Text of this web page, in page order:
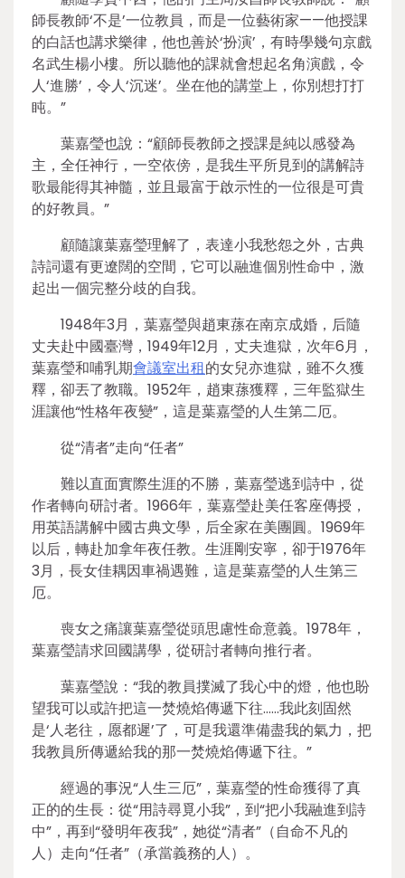
師長教師‘不是’一位教員，而是一位藝術家——他授課
的白話也講求樂律，他也善於‘扮演’，有時學幾句京戲
名武生楊小樓。所以聽他的課就會想起名角演戲，令
人‘進勝’，令人‘沉迷’。坐在他的講堂上，你別想打打
盹。”
葉嘉瑩也說：“顧師長教師之授課是純以感發為
主，全任神行，一空依傍，是我生平所見到的講解詩
歌最能得其神髓，並且最富于啟示性的一位很是可貴
的好教員。”
顧隨讓葉嘉瑩理解了，表達小我愁怨之外，古典
詩詞還有更遼闊的空間，它可以融進個別性命中，激
起出一個完整分歧的自我。
1948年3月，葉嘉瑩與趙東蓀在南京成婚，后隨
丈夫赴中國臺灣，1949年12月，丈夫進獄，次年6月，
葉嘉瑩和哺乳期會議室出租的女兒亦進獄，雖不久獲
釋，卻丟了教職。1952年，趙東蓀獲釋，三年監獄生
涯讓他“性格年夜變”，這是葉嘉瑩的人生第二厄。
從“清者”走向“任者”
難以直面實際生涯的不勝，葉嘉瑩逃到詩中，從
作者轉向研討者。1966年，葉嘉瑩赴美任客座傳授，
用英語講解中國古典文學，后全家在美團圓。1969年
以后，轉赴加拿年夜任教。生涯剛安寧，卻于1976年
3月，長女佳耦因車禍遇難，這是葉嘉瑩的人生第三
厄。
喪女之痛讓葉嘉瑩從頭思慮性命意義。1978年，
葉嘉瑩請求回國講學，從研討者轉向推行者。
葉嘉瑩說：“我的教員撲滅了我心中的燈，他也盼
望我可以或許把這一焚燒焰傳遞下往……我此刻固然
是‘人老往，愿都遲’了，可是我還準備盡我的氣力，把
我教員所傳遞給我的那一焚燒焰傳遞下往。”
經過的事況“人生三厄”，葉嘉瑩的性命獲得了真
正的的生長：從“用詩尋覓小我”，到“把小我融進到詩
中”，再到“發明年夜我”，她從“清者”（自命不凡的
人）走向“任者”（承當義務的人）。